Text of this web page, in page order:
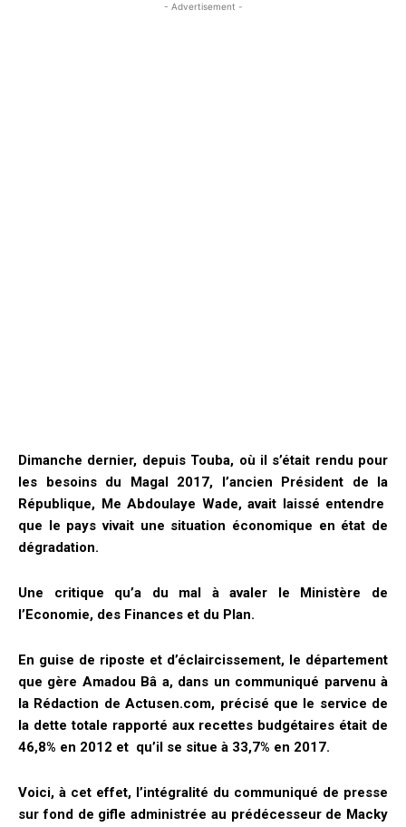
- Advertisement -
Dimanche dernier, depuis Touba, où il s’était rendu pour
les besoins du Magal 2017, l’ancien Président de la
République, Me Abdoulaye Wade, avait laissé entendre
que le pays vivait une situation économique en état de
dégradation.
Une critique qu’a du mal à avaler le Ministère de
l’Economie, des Finances et du Plan.
En guise de riposte et d’éclaircissement, le département
que gère Amadou Bâ a, dans un communiqué parvenu à
la Rédaction de Actusen.com, précisé que le service de
la dette totale rapporté aux recettes budgétaires était de
46,8% en 2012 et qu’il se situe à 33,7% en 2017.
Voici, à cet effet, l’intégralité du communiqué de presse
sur fond de gifle administrée au prédécesseur de Macky